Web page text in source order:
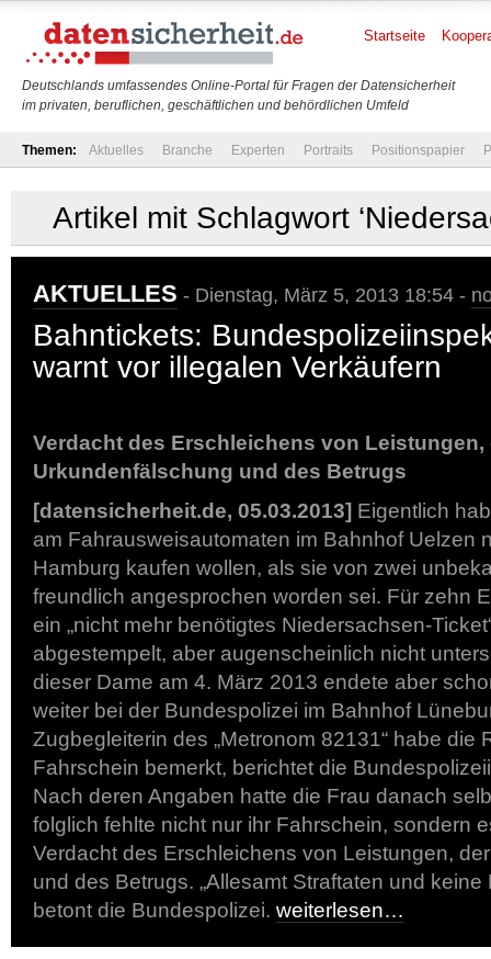
Deutschlands umfassendes Online-Portal für Fragen der Datensicherheit
im privaten, beruflichen, geschäftlichen und behördlichen Umfeld
Startseite
Themen: Aktuelles Branche Experten Portraits Positionspapier
Artikel mit Schlagwort
AKTUELLES - Dienstag, März 5, 2013 18:54 -
Bahntickets:
warnt vor illegalen Verkäufern
Verdacht des Erschleichens von Leistungen,
Urkundenfälschung und des Betrugs
[datensicherheit.de, 05.03.2013] Eigentlich
am Fahrausweisautomaten im Bahnhof Uelzen
Hamburg kaufen wollen, als sie von zwei
freundlich angesprochen worden sei. Für zehn
ein „nicht mehr benötigtes Niedersachsen-
abgestempelt, aber augenscheinlich nicht
dieser Dame am 4. März 2013 endete aber
weiter bei der Bundespolizei im Bahnhof
Zugbegleiterin des „Metronom 82131“ habe die
Fahrschein bemerkt, berichtet die
Nach deren Angaben hatte die Frau danach
folglich fehlte nicht nur ihr Fahrschein, sondern
Verdacht des Erschleichens von Leistungen,
und des Betrugs. „Allesamt Straftaten und keine
betont die Bundespolizei. weiterlesen…